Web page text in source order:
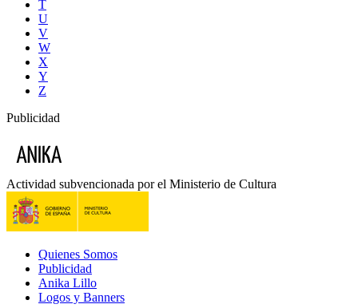
T
U
V
W
X
Y
Z
Publicidad
Actividad subvencionada por el Ministerio de Cultura
Quienes Somos
Publicidad
Anika Lillo
Logos y Banners